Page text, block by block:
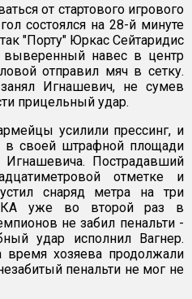
от стартового игрового
состоялся на 28-й минуте
"Порту" Юркас Сейтаридис
выверенный навес в центр
отправил мяч в сетку.
Игнашевич, не сумев
прицельный удар.
усилили прессинг, и
в своей штрафной площади
Пострадавший
отметке и
снаряд метра на три
уже во второй раз в
не забил пенальти -
удар исполнил Вагнер.
хозяева продолжали
пенальти не мог не